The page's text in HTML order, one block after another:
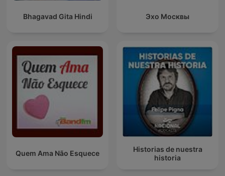
Bhagavad Gita Hindi Эхо Москвы
Quem Ama Não Esquece
Historias de nuestra
historia